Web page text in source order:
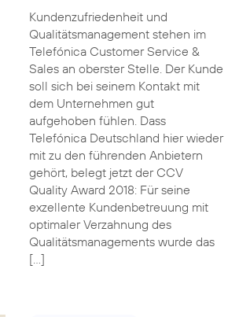
Kundenzufriedenheit und
Qualitätsmanagement stehen im
Telefónica Customer Service &
Sales an oberster Stelle. Der Kunde
soll sich bei seinem Kontakt mit
dem Unternehmen gut
aufgehoben fühlen. Dass
Telefónica Deutschland hier wieder
mit zu den führenden Anbietern
gehört, belegt jetzt der CCV
Quality Award 2018: Für seine
exzellente Kundenbetreuung mit
optimaler Verzahnung des
Qualitätsmanagements wurde das
[…]